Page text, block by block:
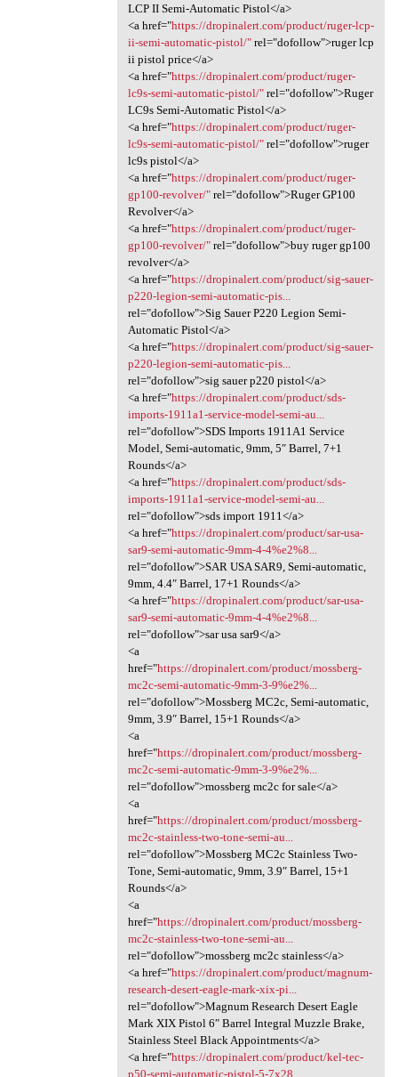
LCP II Semi-Automatic Pistol</a>
<a href="https://dropinalert.com/product/ruger-lcp-
ii-semi-automatic-pistol/"rel="dofollow">ruger lcp
ii pistol price</a>
<a href="https://dropinalert.com/product/ruger-
lc9s-semi-automatic-pistol/"rel="dofollow">Ruger
LC9s Semi-Automatic Pistol</a>
<a href="https://dropinalert.com/product/ruger-
lc9s-semi-automatic-pistol/"rel="dofollow">ruger
lc9s pistol</a>
<a href="https://dropinalert.com/product/ruger-
gp100-revolver/"rel="dofollow">Ruger GP100
Revolver</a>
<a href="https://dropinalert.com/product/ruger-
gp100-revolver/"rel="dofollow">buy ruger gp100
revolver</a>
<a href="https://dropinalert.com/product/sig-sauer-
p220-legion-semi-automatic-pis...
rel="dofollow">Sig Sauer P220 Legion Semi-
Automatic Pistol</a>
<a href="https://dropinalert.com/product/sig-sauer-
p220-legion-semi-automatic-pis...
rel="dofollow">sig sauer p220 pistol</a>
<a href="https://dropinalert.com/product/sds-
imports-1911a1-service-model-semi-au...
rel="dofollow">SDS Imports 1911A1 Service
Model, Semi-automatic, 9mm, 5″ Barrel, 7+1
Rounds</a>
<a href="https://dropinalert.com/product/sds-
imports-1911a1-service-model-semi-au...
rel="dofollow">sds import 1911</a>
<a href="https://dropinalert.com/product/sar-usa-
sar9-semi-automatic-9mm-4-4%e2%8...
rel="dofollow">SAR USA SAR9, Semi-automatic,
9mm, 4.4″ Barrel, 17+1 Rounds</a>
<a href="https://dropinalert.com/product/sar-usa-
sar9-semi-automatic-9mm-4-4%e2%8...
rel="dofollow">sar usa sar9</a>
<a
href="https://dropinalert.com/product/mossberg-
mc2c-semi-automatic-9mm-3-9%e2%...
rel="dofollow">Mossberg MC2c, Semi-automatic,
9mm, 3.9″ Barrel, 15+1 Rounds</a>
<a
href="https://dropinalert.com/product/mossberg-
mc2c-semi-automatic-9mm-3-9%e2%...
rel="dofollow">mossberg mc2c for sale</a>
<a
href="https://dropinalert.com/product/mossberg-
mc2c-stainless-two-tone-semi-au...
rel="dofollow">Mossberg MC2c Stainless Two-
Tone, Semi-automatic, 9mm, 3.9″ Barrel, 15+1
Rounds</a>
<a
href="https://dropinalert.com/product/mossberg-
mc2c-stainless-two-tone-semi-au...
rel="dofollow">mossberg mc2c stainless</a>
<a href="https://dropinalert.com/product/magnum-
research-desert-eagle-mark-xix-pi...
rel="dofollow">Magnum Research Desert Eagle
Mark XIX Pistol 6″ Barrel Integral Muzzle Brake,
Stainless Steel Black Appointments</a>
<a href="https://dropinalert.com/product/kel-tec-
p50-semi-automatic-pistol-5-7x28...